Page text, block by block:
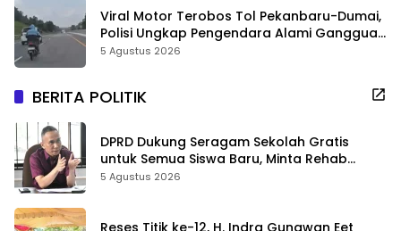
Viral Motor Terobos Tol Pekanbaru-Dumai,
Polisi Ungkap Pengendara Alami Gangguan
Usai Kecelakaan
5 Agustus 2026
BERITA POLITIK
DPRD Dukung Seragam Sekolah Gratis
untuk Semua Siswa Baru, Minta Rehab
Sekolah Jangan Dikurangi
5 Agustus 2026
Reses Titik ke-12, H. Indra Gunawan Eet